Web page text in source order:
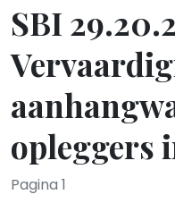
SBI
opleggers
Pagina 1